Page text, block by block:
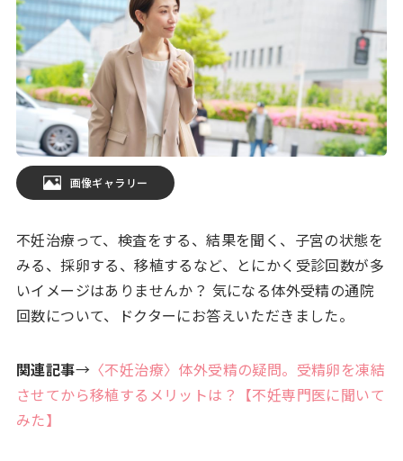
画像ギャラリー
不妊治療って、検査をする、結果を聞く、子宮の状態を
みる、採卵する、移植するなど、とにかく受診回数が多
いイメージはありませんか？ 気になる体外受精の通院
回数について、ドクターにお答えいただきました。
関連記事→〈不妊治療〉体外受精の疑問。受精卵を凍結
させてから移植するメリットは？【不妊専門医に聞いて
みた】